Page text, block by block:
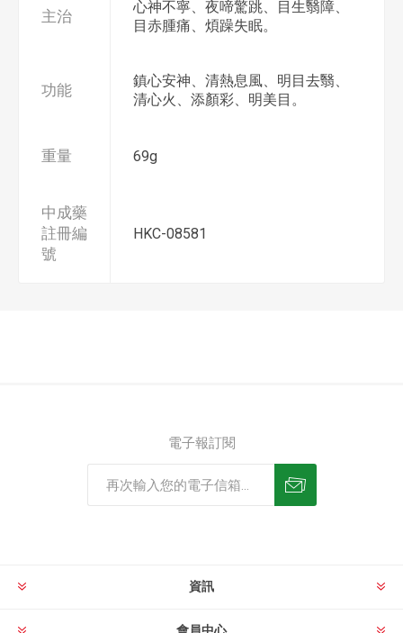
主治
心神不寧、夜啼驚跳、目生翳障、
目赤腫痛、煩躁失眠。
功能
鎮心安神、清熱息風、明目去翳、
清心火、添顏彩、明美目。
重量 69g
中成藥
註冊編
號
HKC-08581
電子報訂閱
資訊